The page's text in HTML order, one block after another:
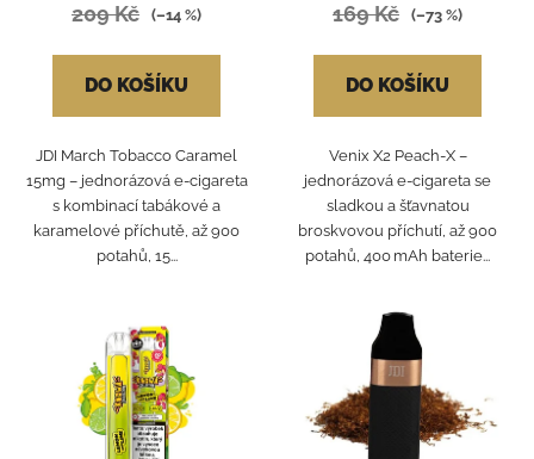
209 Kč (–14 %)
DO KOŠÍKU
JDI March Tobacco Caramel
15mg – jednorázová e-cigareta
s kombinací tabákové a
karamelové příchutě, až 900
potahů, 15...
169 Kč (–73 %)
DO KOŠÍKU
Venix X2 Peach‑X –
jednorázová e‑cigareta se
sladkou a šťavnatou
broskvovou příchutí, až 900
potahů, 400 mAh baterie...